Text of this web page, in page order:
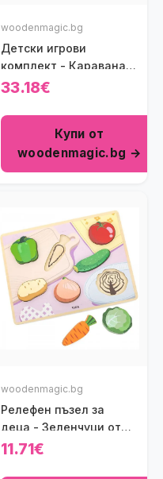
woodenmagic.bg
Детски игрови
комплект - Каравана
за кафе
33.18€
Купи от
woodenmagic.bg →
woodenmagic.bg
Релефен пъзел за
деца - Зеленчуци от
Viga toys
11.71€